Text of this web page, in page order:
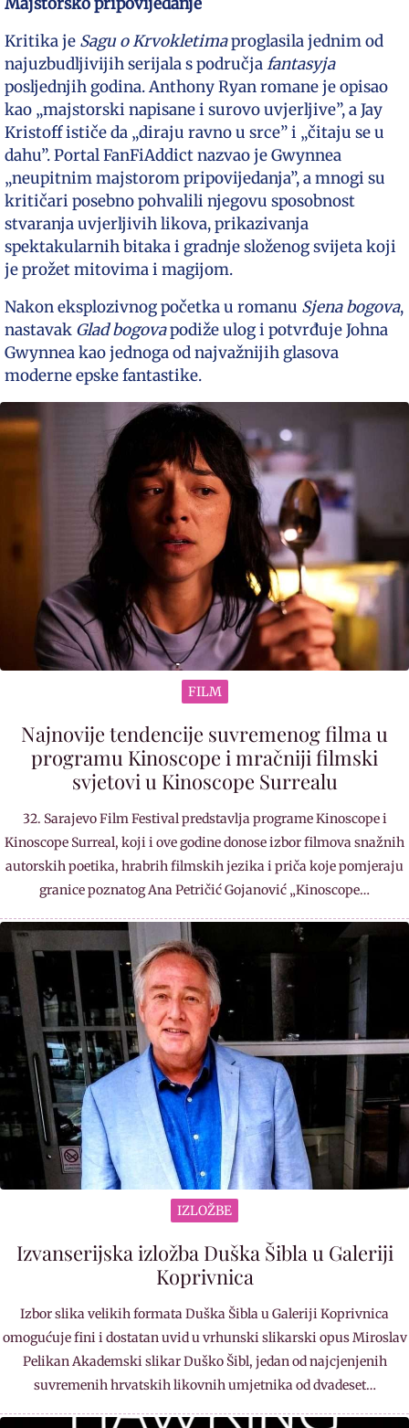
Kritika je Sagu o Krvokletimaproglasila jednim od
najuzbudljivijih serijala s područjafantasyja
posljednjih godina. Anthony Ryan romane je opisao
kao „majstorski napisane i surovo uvjerljive”, a Jay
Kristoff ističe da „diraju ravno u srce” i „čitaju se u
dahu”. Portal FanFiAddict nazvao je Gwynnea
„neupitnim majstorom pripovijedanja”, a mnogi su
kritičari posebno pohvalili njegovu sposobnost
stvaranja uvjerljivih likova, prikazivanja
spektakularnih bitaka i gradnje složenog svijeta koji
je prožet mitovima i magijom.
Nakon eksplozivnog početka u romanu Sjena bogova,
nastavak Glad bogovapodiže ulog i potvrđuje Johna
Gwynnea kao jednoga od najvažnijih glasova
moderne epske fantastike.
FILM
Najnovije tendencije suvremenog filma u
programu Kinoscope i mračniji filmski
svjetovi u Kinoscope Surrealu
32. Sarajevo Film Festival predstavlja programe Kinoscope i
Kinoscope Surreal, koji i ove godine donose izbor filmova snažnih
autorskih poetika, hrabrih filmskih jezika i priča koje pomjeraju
granice poznatog Ana Petričić Gojanović „Kinoscope…
IZLOŽBE
Izvanserijska izložba Duška Šibla u Galeriji
Koprivnica
Izbor slika velikih formata Duška Šibla u Galeriji Koprivnica
omogućuje fini i dostatan uvid u vrhunski slikarski opus Miroslav
Pelikan Akademski slikar Duško Šibl, jedan od najcjenjenih
suvremenih hrvatskih likovnih umjetnika od dvadeset…